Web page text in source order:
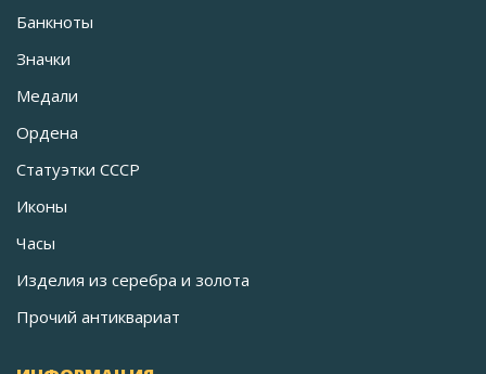
Банкноты
Значки
Медали
Ордена
Статуэтки СССР
Иконы
Часы
Изделия из серебра и золота
Прочий антиквариат